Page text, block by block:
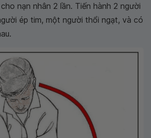
nạn nhân 2 lần. Tiến hành 2 người
ép tim, một người thổi ngạt, và có